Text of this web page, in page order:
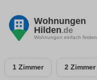
Wohnungen
Hilden.de
Wohnungen einfach finden
1 Zimmer 2 Zimmer